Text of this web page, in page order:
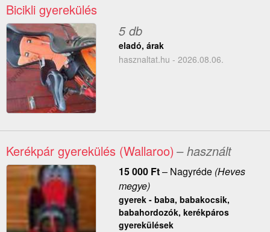
Bicikli gyerekülés
5 db
eladó, árak
hasznaltat.hu - 2026.08.06.
Kerékpár gyerekülés (Wallaroo) – használt
15 000 Ft– Nagyréde(Heves
megye)
gyerek - baba, babakocsik,
babahordozók, kerékpáros
gyerekülések